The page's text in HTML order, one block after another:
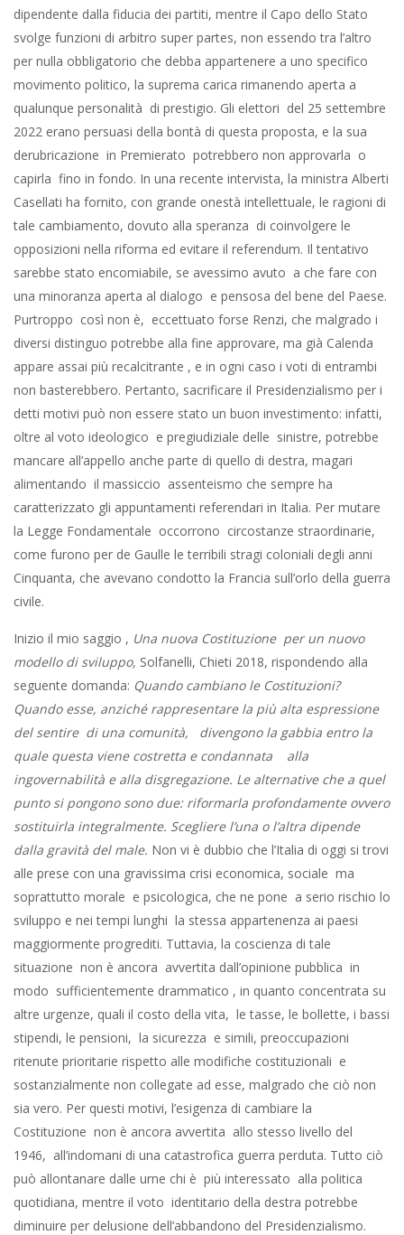
dipendente dalla fiducia dei partiti, mentre il Capo dello Stato
svolge funzioni di arbitro super partes, non essendo tra l’altro
per nulla obbligatorio che debba appartenere a uno specifico
movimento politico, la suprema carica rimanendo aperta a
qualunque personalità di prestigio. Gli elettori del 25 settembre
2022 erano persuasi della bontà di questa proposta, e la sua
derubricazione in Premierato potrebbero non approvarla o
capirla fino in fondo. In una recente intervista, la ministra Alberti
Casellati ha fornito, con grande onestà intellettuale, le ragioni di
tale cambiamento, dovuto alla speranza di coinvolgere le
opposizioni nella riforma ed evitare il referendum. Il tentativo
sarebbe stato encomiabile, se avessimo avuto a che fare con
una minoranza aperta al dialogo e pensosa del bene del Paese.
Purtroppo così non è, eccettuato forse Renzi, che malgrado i
diversi distinguo potrebbe alla fine approvare, ma già Calenda
appare assai più recalcitrante , e in ogni caso i voti di entrambi
non basterebbero. Pertanto, sacrificare il Presidenzialismo per i
detti motivi può non essere stato un buon investimento: infatti,
oltre al voto ideologico e pregiudiziale delle sinistre, potrebbe
mancare all’appello anche parte di quello di destra, magari
alimentando il massiccio assenteismo che sempre ha
caratterizzato gli appuntamenti referendari in Italia. Per mutare
la Legge Fondamentale occorrono circostanze straordinarie,
come furono per de Gaulle le terribili stragi coloniali degli anni
Cinquanta, che avevano condotto la Francia sull’orlo della guerra
civile.
Inizio il mio saggio , Una nuova Costituzione per un nuovo
modello di sviluppo, Solfanelli, Chieti 2018, rispondendo alla
seguente domanda: Quando cambiano le Costituzioni?
Quando esse, anziché rappresentare la più alta espressione
del sentire di una comunità,
divengono la gabbia entro la
quale questa viene costretta e condannata alla
ingovernabilità e alla disgregazione. Le alternative che a quel
punto si pongono sono due: riformarla profondamente ovvero
sostituirla integralmente. Scegliere l’una o l’altra dipende
dalla gravità del male. Non vi è dubbio che l’Italia di oggi si trovi
alle prese con una gravissima crisi economica, sociale ma
soprattutto morale e psicologica, che ne pone a serio rischio lo
sviluppo e nei tempi lunghi la stessa appartenenza ai paesi
maggiormente progrediti. Tuttavia, la coscienza di tale
situazione non è ancora avvertita dall’opinione pubblica in
modo sufficientemente drammatico , in quanto concentrata su
altre urgenze, quali il costo della vita, le tasse, le bollette, i bassi
stipendi, le pensioni, la sicurezza e simili, preoccupazioni
ritenute prioritarie rispetto alle modifiche costituzionali e
sostanzialmente non collegate ad esse, malgrado che ciò non
sia vero. Per questi motivi, l’esigenza di cambiare la
Costituzione non è ancora avvertita allo stesso livello del
1946, all’indomani di una catastrofica guerra perduta. Tutto ciò
può allontanare dalle urne chi è più interessato alla politica
quotidiana, mentre il voto identitario della destra potrebbe
diminuire per delusione dell’abbandono del Presidenzialismo.